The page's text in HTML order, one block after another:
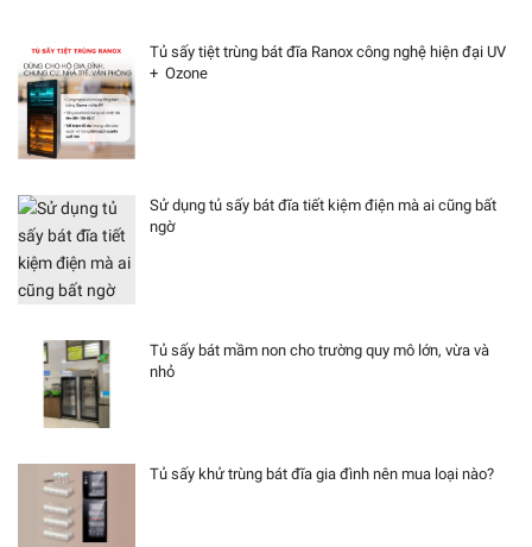
Tủ sấy tiệt trùng bát đĩa Ranox công nghệ hiện đại UV
+ Ozone
Sử dụng tủ sấy bát đĩa tiết kiệm điện mà ai cũng bất
ngờ
Tủ sấy bát mầm non cho trường quy mô lớn, vừa và
nhỏ
Tủ sấy khử trùng bát đĩa gia đình nên mua loại nào?